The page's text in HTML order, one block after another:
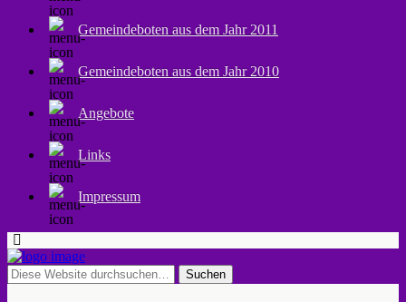
Gemeindeboten aus dem Jahr 2011
Gemeindeboten aus dem Jahr 2010
Angebote
Links
Impressum